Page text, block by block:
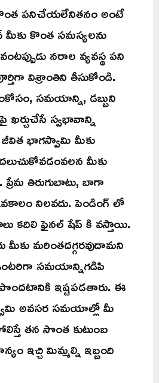
పనిచేయలేనితనం అంటే
కొంత సమస్యలను
నరాల వ్యవస్థ పని
విశ్రాంతిని తీసుకోండి.
సమయాన్ని, డబ్బుని
స్వభావాన్ని
జీవిత భాగస్వామి మీకు
మీకు
తిరుగుబాటు, బాగా
నిలవదు. పెండింగ్ లో
కదిలి ఫైనల్ షేప్ కి వస్తాయి.
మీకు మరింతదగ్గరవుదామని
సమయాన్నిగడిపి
ఇష్టపడతారు. ఈ
అవసర సమయాల్లో మీ
తన సొంత కుటుంబ
ఇచ్చి మిమ్మల్ని ఇబ్బంది